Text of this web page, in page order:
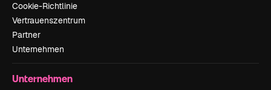
Cookie-Richtlinie
Vertrauenszentrum
Partner
Unternehmen
Unternehmen